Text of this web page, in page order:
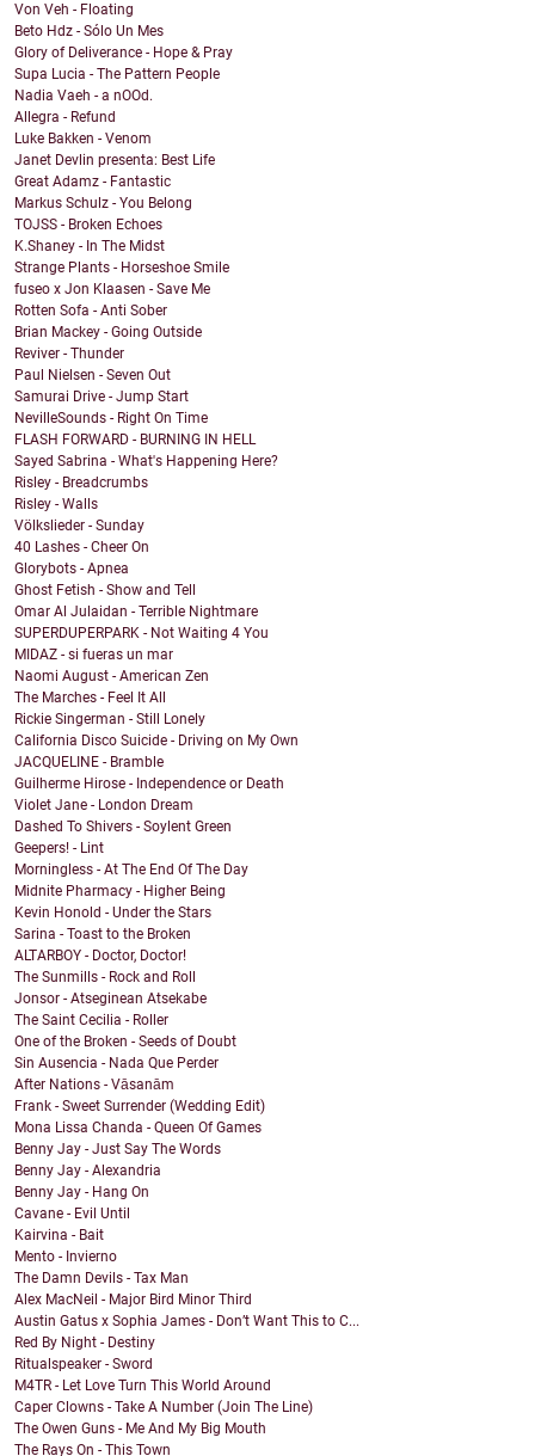
Von Veh - Floating
Beto Hdz - Sólo Un Mes
Glory of Deliverance - Hope & Pray
Supa Lucia - The Pattern People
Nadia Vaeh - a nOOd.
Allegra - Refund
Luke Bakken - Venom
Janet Devlin presenta: Best Life
Great Adamz - Fantastic
Markus Schulz - You Belong
TOJSS - Broken Echoes
K.Shaney - In The Midst
Strange Plants - Horseshoe Smile
fuseo x Jon Klaasen - Save Me
Rotten Sofa - Anti Sober
Brian Mackey - Going Outside
Reviver - Thunder
Paul Nielsen - Seven Out
Samurai Drive - Jump Start
NevilleSounds - Right On Time
FLASH FORWARD - BURNING IN HELL
Sayed Sabrina - What's Happening Here?
Risley - Breadcrumbs
Risley - Walls
Völkslieder - Sunday
40 Lashes - Cheer On
Glorybots - Apnea
Ghost Fetish - Show and Tell
Omar Al Julaidan - Terrible Nightmare
SUPERDUPERPARK - Not Waiting 4 You
MIDAZ - si fueras un mar
Naomi August - American Zen
The Marches - Feel It All
Rickie Singerman - Still Lonely
California Disco Suicide - Driving on My Own
JACQUELINE - Bramble
Guilherme Hirose - Independence or Death
Violet Jane - London Dream
Dashed To Shivers - Soylent Green
Geepers! - Lint
Morningless - At The End Of The Day
Midnite Pharmacy - Higher Being
Kevin Honold - Under the Stars
Sarina - Toast to the Broken
ALTARBOY - Doctor, Doctor!
The Sunmills - Rock and Roll
Jonsor - Atseginean Atsekabe
The Saint Cecilia - Roller
One of the Broken - Seeds of Doubt
Sin Ausencia - Nada Que Perder
After Nations - Vāsanām
Frank - Sweet Surrender (Wedding Edit)
Mona Lissa Chanda - Queen Of Games
Benny Jay - Just Say The Words
Benny Jay - Alexandria
Benny Jay - Hang On
Cavane - Evil Until
Kairvina - Bait
Mento - Invierno
The Damn Devils - Tax Man
Alex MacNeil - Major Bird Minor Third
Austin Gatus x Sophia James - Don’t Want This to C...
Red By Night - Destiny
Ritualspeaker - Sword
M4TR - Let Love Turn This World Around
Caper Clowns - Take A Number (Join The Line)
The Owen Guns - Me And My Big Mouth
The Rays On - This Town